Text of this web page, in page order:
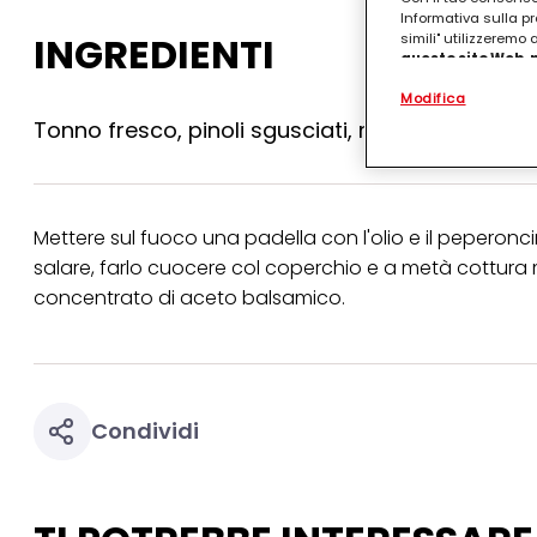
INGREDIENTI
Tonno fresco, pinoli sgusciati, mandorle
Mettere sul fuoco una padella con l'olio e il
salare, farlo cuocere col coperchio e a metà cottura
concentrato di aceto balsamico.
Condividi
Informativa sulla
simili" utilizzeremo
questo sito
.
(rispettivamente
terzi, conservare
identificati) su
Puoi trovare
collegata nel piè di
qualsiasi
Modifica